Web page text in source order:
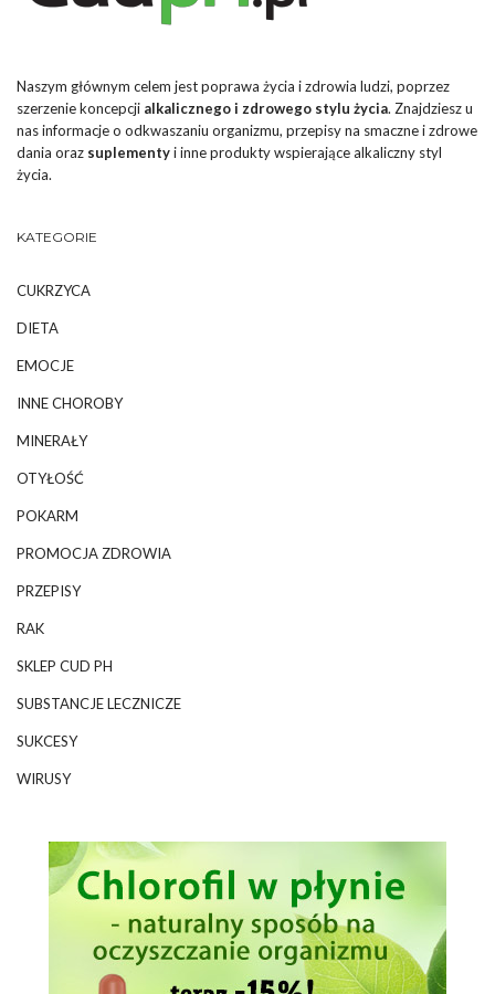
Naszym głównym celem jest poprawa życia i zdrowia ludzi, poprzez
szerzenie koncepcji alkalicznego i zdrowego stylu życia. Znajdziesz u
nas informacje o odkwaszaniu organizmu, przepisy na smaczne i zdrowe
dania oraz suplementyi inne produkty wspierające alkaliczny styl
życia.
KATEGORIE
CUKRZYCA
DIETA
EMOCJE
INNE CHOROBY
MINERAŁY
OTYŁOŚĆ
POKARM
PROMOCJA ZDROWIA
PRZEPISY
RAK
SKLEP CUD PH
SUBSTANCJE LECZNICZE
SUKCESY
WIRUSY